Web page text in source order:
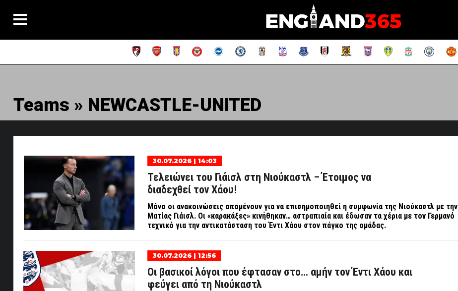
Teams » NEWCASTLE-UNITED
30.07.2026 | 14:03
Τελειώνει του Γιάισλ στη Νιούκαστλ – Έτοιμος να
διαδεχθεί τον Χάου!
Μόνο οι ανακοινώσεις απομένουν για να επισημοποιηθεί η συμφωνία της Νιούκαστλ με την
Ματίας Γιάισλ. Οι «καρακάξες» κινήθηκαν… αστραπιαία και έδωσαν τα χέρια με τον Γερμανό
τεχνικό για την αντικατάσταση του Έντι Χάου στον πάγκο της ομάδας.
30.07.2026 | 12:56
Οι βασικοί λόγοι που έφτασαν στο… αμήν τον Έντι Χάου και
φεύγει από τη Νιούκαστλ